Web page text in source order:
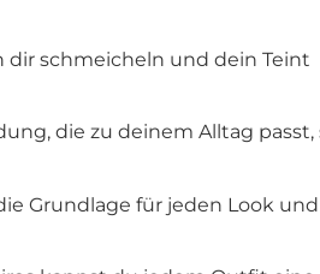
dir schmeicheln und dein Teint
die zu deinem Alltag passt,
Grundlage für jeden Look und